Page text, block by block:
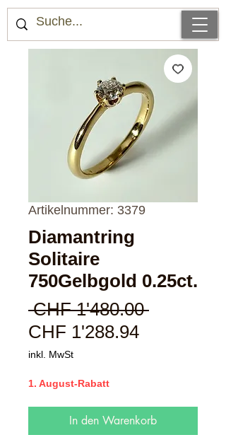
Artikelnummer: 3379
Diamantring
Solitaire
750Gelbgold 0.25ct.
CHF 1'480.00
CHF 1'288.94Sale-
inkl. MwSt
1. August-Rabatt
In den Warenkorb